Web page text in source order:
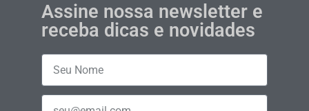
Assine nossa newsletter e
receba dicas e novidades